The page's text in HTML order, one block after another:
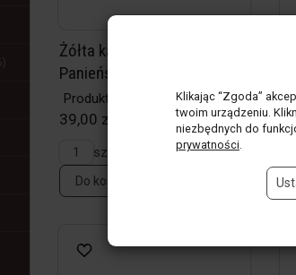
Żółta kamizelka - Wieczór
Panieński
Produkt w magazynie(4 szt.)
39,00 zł / szt.
szt.
Do koszyka
Klikając “Zgoda”
twoim urządzeniu.
niezbędnych do
prywatności